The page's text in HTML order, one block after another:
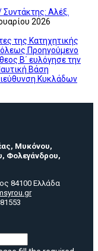
Συντάκτης: Αλέξ.
2026
της Κατηχητικής
Προηγούμενο
Β΄ ευλόγησε την
Βάση
Κυκλάδων
Μυκόνου,
Φολεγάνδρου,
84100 Ελλάδα